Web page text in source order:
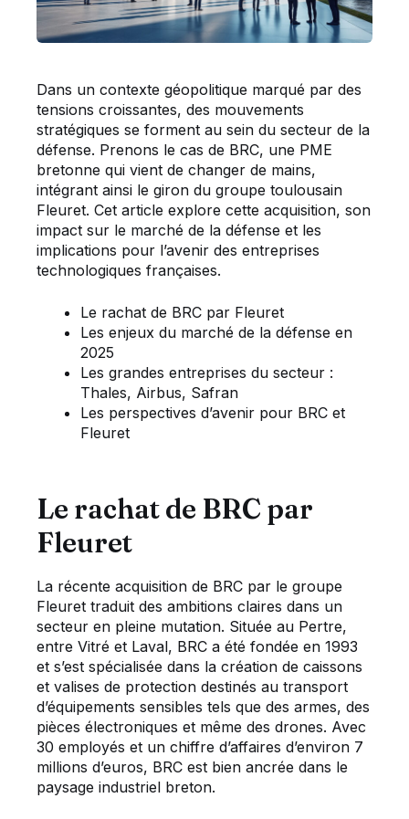
Dans un contexte géopolitique marqué par des
tensions croissantes, des mouvements
stratégiques se forment au sein du secteur de la
défense. Prenons le cas de BRC, une PME
bretonne qui vient de changer de mains,
intégrant ainsi le giron du groupe toulousain
Fleuret. Cet article explore cette acquisition, son
impact sur le marché de la défense et les
implications pour l’avenir des entreprises
technologiques françaises.
Le rachat de BRC par Fleuret
Les enjeux du marché de la défense en
2025
Les grandes entreprises du secteur :
Thales, Airbus, Safran
Les perspectives d’avenir pour BRC et
Fleuret
Le rachat de BRC par
Fleuret
La récente acquisition de BRC par le groupe
Fleuret traduit des ambitions claires dans un
secteur en pleine mutation. Située au Pertre,
entre Vitré et Laval, BRC a été fondée en 1993
et s’est spécialisée dans la création de caissons
et valises de protection destinés au transport
d’équipements sensibles tels que des armes, des
pièces électroniques et même des drones. Avec
30 employés et un chiffre d’affaires d’environ 7
millions d’euros, BRC est bien ancrée dans le
paysage industriel breton.